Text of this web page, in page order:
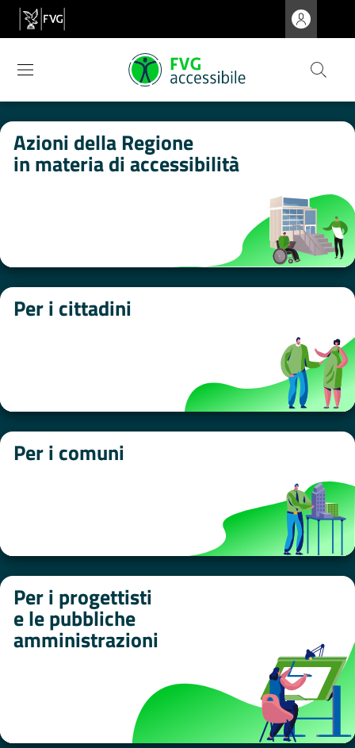
Azioni della Regione
in materia di accessibilità
Per i cittadini
Per i comuni
Per i progettisti
e le pubbliche
amministrazioni